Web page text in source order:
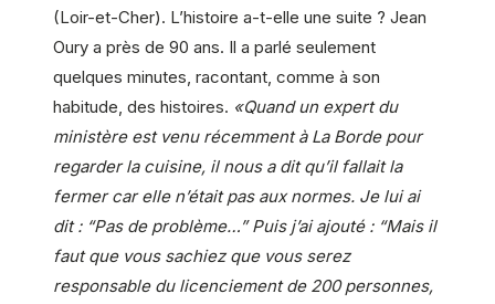
(Loir-et-Cher). L’histoire a-t-elle une suite ? Jean
Oury a près de 90 ans. Il a parlé seulement
quelques minutes, racontant, comme à son
habitude, des histoires. «Quand un expert du
ministère est venu récemment à La Borde pour
regarder la cuisine, il nous a dit qu’il fallait la
fermer car elle n’était pas aux normes. Je lui ai
dit : “Pas de problème…” Puis j’ai ajouté : “Mais il
faut que vous sachiez que vous serez
responsable du licenciement de 200 personnes,